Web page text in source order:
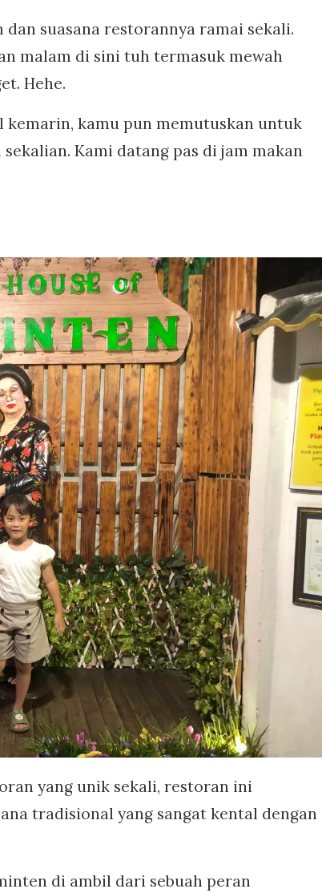
suasana restorannya ramai sekali.
malam di sini tuh termasuk mewah
Hehe.
kemarin, kamu pun memutuskan untuk
Kami datang pas di jam makan
yang unik sekali, restoran ini
tradisional yang sangat kental dengan
di ambil dari sebuah peran